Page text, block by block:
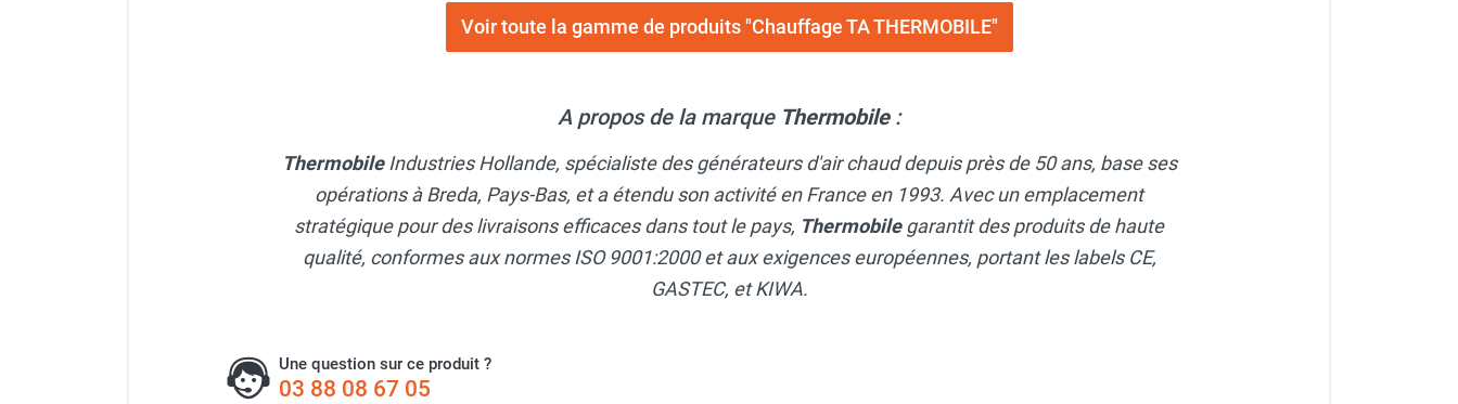
cheminée à combustion directe
Chauffage mobile au gaz propane /
combustion indirecte
Chauffage mobile au gaz rayonnant
Voir toute la gamme de produits "Chauffage TA THERMOBILE"
A propos de la marque Thermobile:
Thermobile Industries Hollande, spécialiste des générateurs d'air chaud depuis près de 50 ans, base ses
opérations à Breda, Pays-Bas, et a étendu son activité en France en 1993. Avec un emplacement
stratégique pour des livraisons efficaces dans tout le pays, Thermobilegarantit des produits de haute
qualité, conformes aux normes ISO 9001:2000 et aux exigences européennes, portant les labels CE,
GASTEC, et KIWA.
Une question sur ce produit ?
03 88 08 67 05